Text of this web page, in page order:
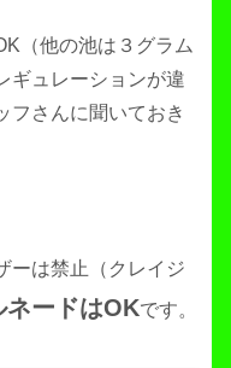
（他の池は３グラム
ギュレーションが違
フさんに聞いておき
ーは禁止（クレイジ
ネードはOKです。